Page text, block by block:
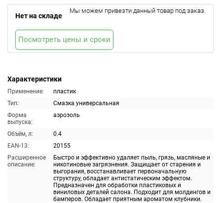
Характеристики
Применение:
пластик
Тип:
Смазка универсальная
Форма
выпуска:
аэрозоль
Объём, л:
0.4
EAN-13:
20155
Расширенное
описание:
Быстро и эффективно удаляет пыль, грязь, масляные и
никотиновые загрязнения. Защищает от старения и
выгорания, восстанавливает первоначальную
структуру, обладает антистатическим эффектом.
Предназначен для обработки пластиковых и
виниловых деталей салона. Подходит для молдингов и
бамперов. Обладает приятным ароматом клубники.
Нет на складе
Мы можем привезти данный товар под заказ.
Посмотреть цены и сроки